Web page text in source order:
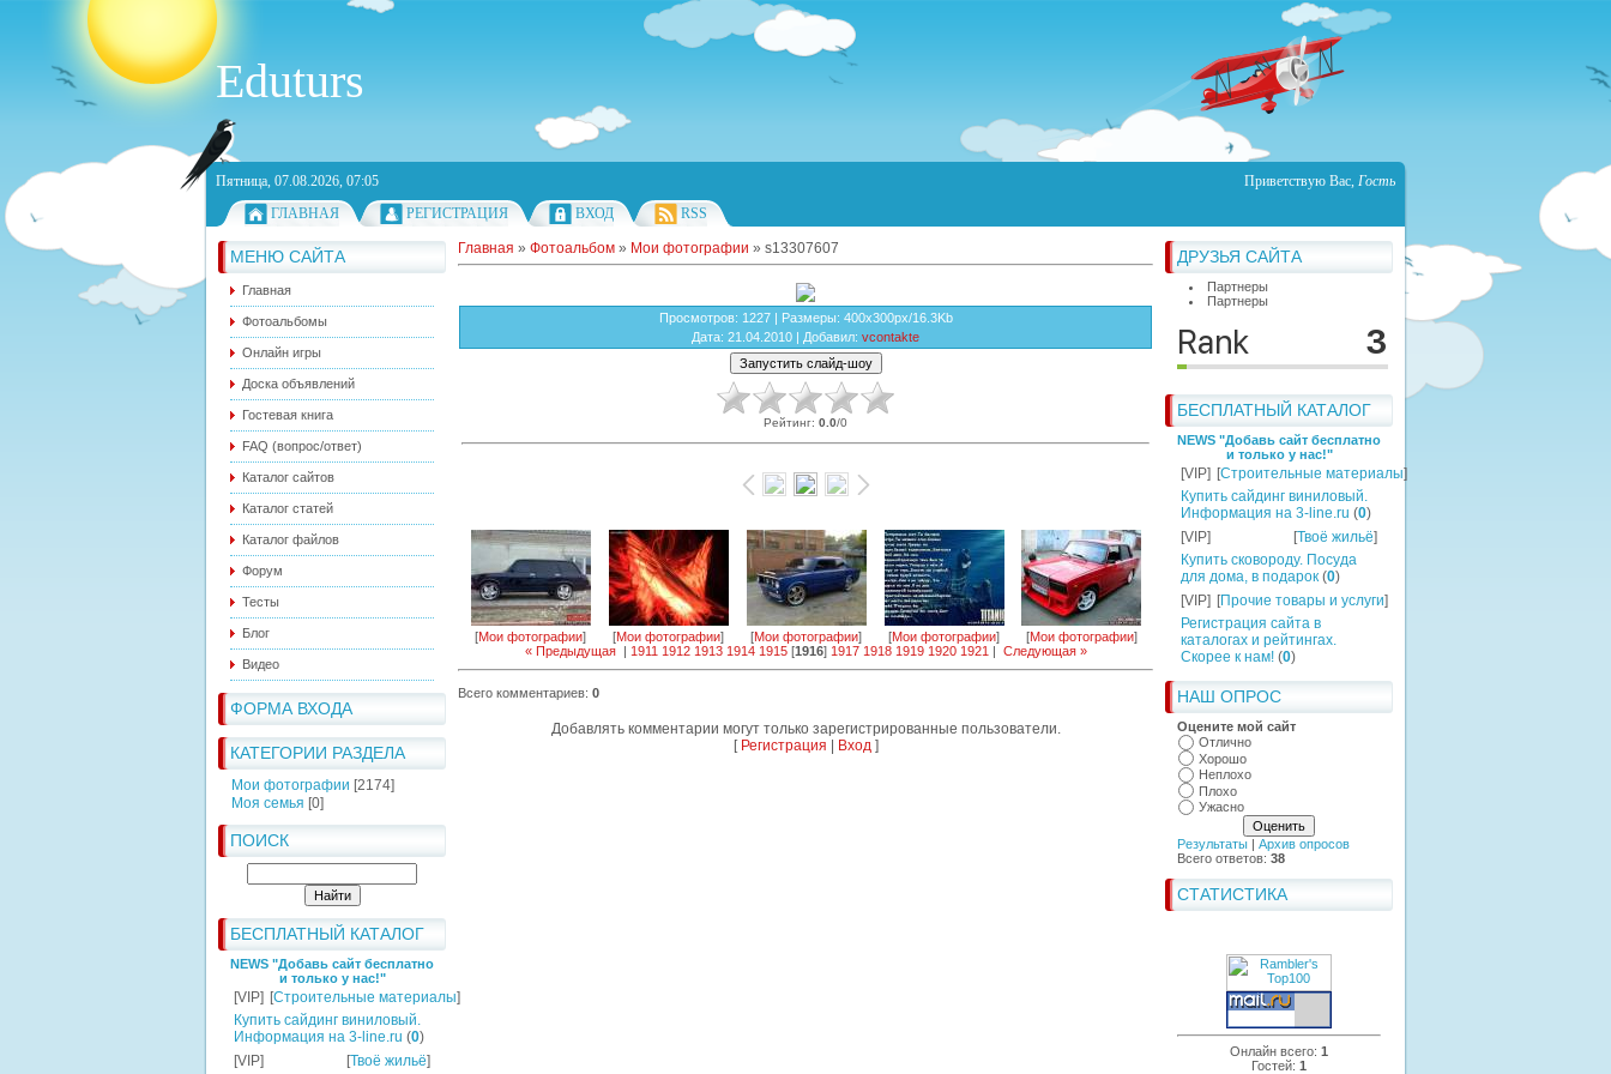
Eduturs
Пятница, 07.08.2026, 07:05 Приветствую Вас, Гость
ГЛАВНАЯ
РЕГИСТРАЦИЯ ВХОД RSS
МЕНЮ САЙТА
Главная
Фотоальбомы
Онлайн игры
Доска объявлений
Гостевая книга
FAQ (вопрос/ответ)
Каталог сайтов
Каталог статей
Каталог файлов
Форум
Тесты
Блог
Видео
ФОРМА ВХОДА
КАТЕГОРИИ РАЗДЕЛА
Мои фотографии [2174]
Моя семья [0]
ПОИСК
БЕСПЛАТНЫЙ КАТАЛОГ
NEWS "Добавь сайт бесплатно
и только у нас!"
[VIP] [Строительные материалы]
Купить сайдинг виниловый.
Информация на 3-line.ru (0)
[VIP]
[Твоё жильё]
ДРУЗЬЯ САЙТА
Партнеры
Партнеры
БЕСПЛАТНЫЙ КАТАЛОГ
NEWS "Добавь сайт бесплатно
и только у нас!"
[VIP] [Строительные материалы]
Купить сайдинг виниловый.
Информация на 3-line.ru (0)
[VIP]
[Твоё жильё]
Купить сковороду. Посуда
для дома, в подарок (0)
[VIP] [Прочие товары и услуги]
Регистрация сайта в
каталогах и рейтингах.
Скорее к нам! (0)
НАШ ОПРОС
Оцените мой сайт
Отлично
Хорошо
Неплохо
Плохо
Ужасно
Результаты | Архив опросов
Всего ответов: 38
СТАТИСТИКА
Онлайн всего: 1
Гостей: 1
Главная » Фотоальбом » Мои фотографии » s13307607
Просмотров: 1227 | Размеры: 400x300px/16.3Kb
Дата: 21.04.2010 | Добавил: vcontakte
Рейтинг: 0.0/0
[Мои фотографии] [Мои фотографии] [Мои фотографии] [Мои фотографии] [Мои фотографии]
« Предыдущая| 1911 1912 1913 1914 1915[1916] 1917 1918 1919 1920 1921 | Следующая »
Всего комментариев: 0
Добавлять комментарии могут только зарегистрированные пользователи.
[ Регистрация Вход]